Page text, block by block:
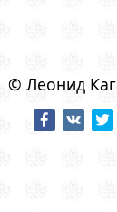
© Леонид